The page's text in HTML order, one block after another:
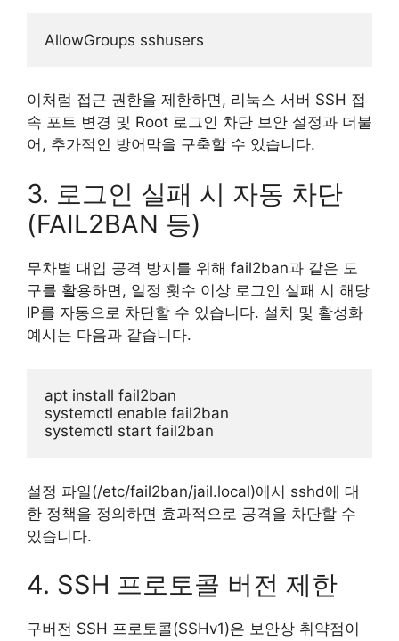
이처럼 접근 권한을 제한하면, 리눅스 서버 SSH 접
속 포트 변경 및 Root 로그인 차단 보안 설정과 더불
어, 추가적인 방어막을 구축할 수 있습니다.
3. 로그인 실패 시 자동 차단
(FAIL2BAN 등)
무차별 대입 공격 방지를 위해 fail2ban과 같은 도
구를 활용하면, 일정 횟수 이상 로그인 실패 시 해당
IP를 자동으로 차단할 수 있습니다. 설치 및 활성화
예시는 다음과 같습니다.
apt install fail2ban
systemctl enable fail2ban
설정 파일(/etc/fail2ban/jail.local)에서 sshd에 대
한 정책을 정의하면 효과적으로 공격을 차단할 수
있습니다.
4. SSH 프로토콜 버전 제한
구버전 SSH 프로토콜(SSHv1)은 보안상 취약점이